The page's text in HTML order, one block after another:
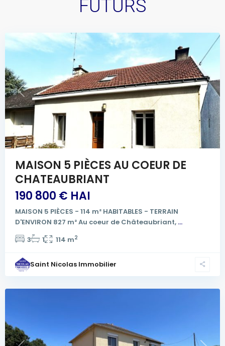
FUTURS
Previous Next
MAISON 5 PIÈCES AU COEUR DE
CHATEAUBRIANT
190 800 € HAI
MAISON 5 PIÈCES - 114 m² HABITABLES - TERRAIN
D'ENVIRON 827 m² Au coeur de Châteaubriant, ...
3
1 114 m2
Saint Nicolas Immobilier